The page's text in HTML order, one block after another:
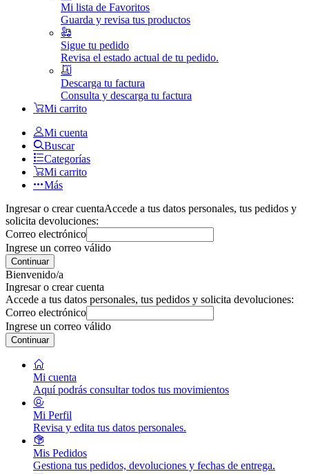
Mi lista de Favoritos
Guarda y revisa tus productos
Sigue tu pedido
Revisa el estado actual de tu pedido.
Descarga tu factura
Consulta y descarga tu factura
Mi carrito
Mi cuenta
Buscar
Categorías
Mi carrito
Más
Ingresar o crear cuentaAccede a tus datos personales, tus pedidos y
solicita devoluciones:
Correo electrónico
Ingrese un correo válido
Continuar
Bienvenido/a
Ingresar o crear cuenta
Accede a tus datos personales, tus pedidos y solicita devoluciones:
Correo electrónico
Ingrese un correo válido
Continuar
Mi cuenta
Aquí podrás consultar todos tus movimientos
Mi Perfil
Revisa y edita tus datos personales.
Mis Pedidos
Gestiona tus pedidos, devoluciones y fechas de entrega.